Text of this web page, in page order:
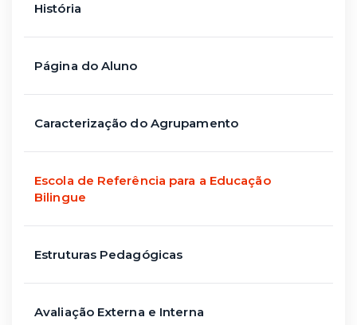
História
Página do Aluno
Caracterização do Agrupamento
Escola de Referência para a Educação
Bilingue
Estruturas Pedagógicas
Avaliação Externa e Interna